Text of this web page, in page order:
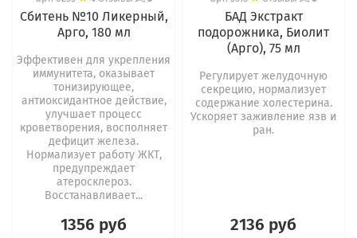
Сбитень №10 Ликерный,
Арго, 180 мл
Эффективен для укрепления
иммунитета, оказывает
тонизирующее,
антиоксидантное действие,
улучшает процесс
кроветворения, восполняет
дефицит железа.
Нормализует работу ЖКТ,
предупреждает
атеросклероз.
Восстанавливает...
1356 руб
БАД Экстракт
подорожника, Биолит
(Арго), 75 мл
Регулирует желудочную
секрецию, нормализует
содержание холестерина.
Ускоряет заживление язв и
ран.
2136 руб